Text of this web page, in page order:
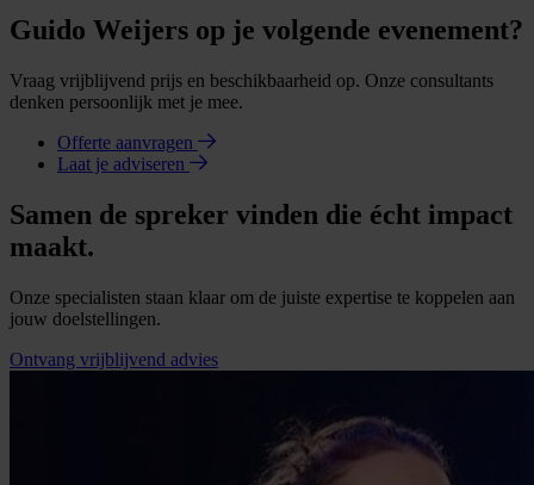
Guido Weijers op je volgende evenement?
Vraag vrijblijvend prijs en beschikbaarheid op. Onze consultants
denken persoonlijk met je mee.
Offerte aanvragen
Laat je adviseren
Samen de spreker vinden die écht impact
maakt.
Onze specialisten staan klaar om de juiste expertise te koppelen aan
jouw doelstellingen.
Ontvang vrijblijvend advies